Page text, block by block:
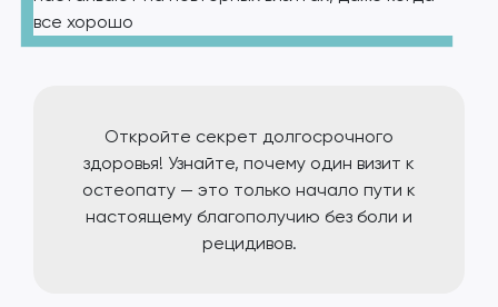
Откройте секрет долгосрочного
здоровья! Узнайте, почему один визит к
остеопату — это только начало пути к
настоящему благополучию без боли и
рецидивов.